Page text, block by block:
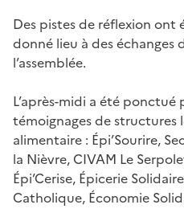
Des pistes de réflexion ont
donné lieu à des échanges
l’assemblée.
L’après-midi a été ponctué
témoignages de structures
alimentaire : Épi’Sourire,
la Nièvre, CIVAM Le
Épi’Cerise, Épicerie
Catholique, Économie